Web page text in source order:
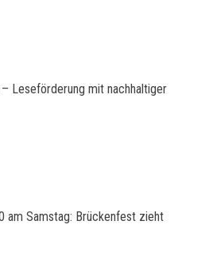
Leseförderung mit nachhaltiger
am Samstag: Brückenfest zieht